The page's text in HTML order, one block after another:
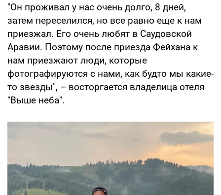
"Он проживал у нас очень долго, 8 дней,
затем переселился, но все равно еще к нам
приезжал. Его очень любят в Саудовской
Аравии. Поэтому после приезда Фейхана к
нам приезжают люди, которые
фотографируются с нами, как будто мы какие-
то звезды", – восторгается владелица отеля
"Выше неба".